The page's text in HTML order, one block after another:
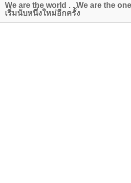
We are the world . . We are the
เริ่มนับหนึ่งใหม่อีกครั้ง